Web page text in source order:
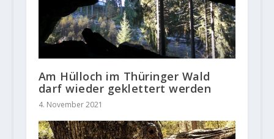
Am Hülloch im Thüringer Wald
darf wieder geklettert werden
4. November 2021